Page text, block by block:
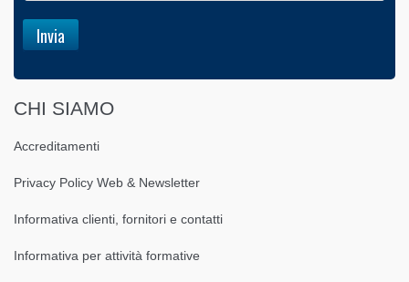
CHI SIAMO
Accreditamenti
Privacy Policy Web & Newsletter
Informativa clienti, fornitori e contatti
Informativa per attività formative